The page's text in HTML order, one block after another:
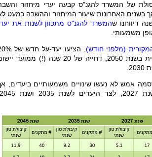
של המשרד להגנ"ס קבעה יעדי מיחזור
לשנת 2030, אך בשנים האחרונות שיעור המיחזור וההשבה כמעט
דיווחנו שהמשרד להגנ"ס מתכוון לשנות את
משמעותי.
(מלפני חודש)
, הציעו יעד-על חדש
הטמנה של פסולת עירונית בשנת 2050, דחייה של 20 שנה (!) ממועד
אמש לא נעשו שינויים משמעותיים ביעדים,